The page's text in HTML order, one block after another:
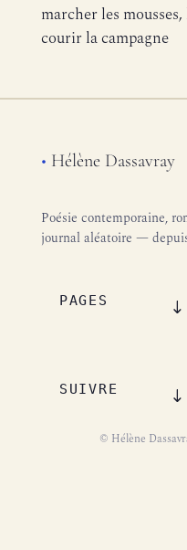
marcher les
courir la campagne
• Hélène Dassavray
Poésie contemporaine,
journal aléatoire —
PAGES
SUIVRE
© Hélène